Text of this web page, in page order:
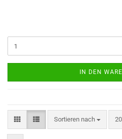
IN DEN
Sortieren nach
Sortieren nach